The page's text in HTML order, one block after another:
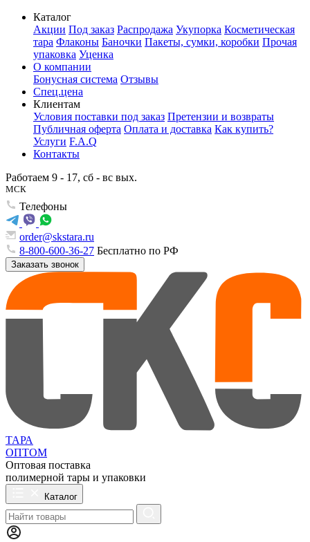
Каталог
Акции Под заказ Распродажа Укупорка Косметическая
тара Флаконы Баночки Пакеты, сумки, коробки Прочая
упаковка Уценка
О компании
Бонусная система Отзывы
Спец.цена
Клиентам
Условия поставки под заказ Претензии и возвраты
Публичная оферта Оплата и доставка Как купить?
Услуги F.A.Q
Контакты
Работаем 9 - 17, сб - вс вых.
МСК
Телефоны
order@skstara.ru
8-800-600-36-27 Бесплатно по РФ
Заказать звонок
ТАРА
ОПТОМ
Оптовая поставка
полимерной тары и упаковки
Каталог